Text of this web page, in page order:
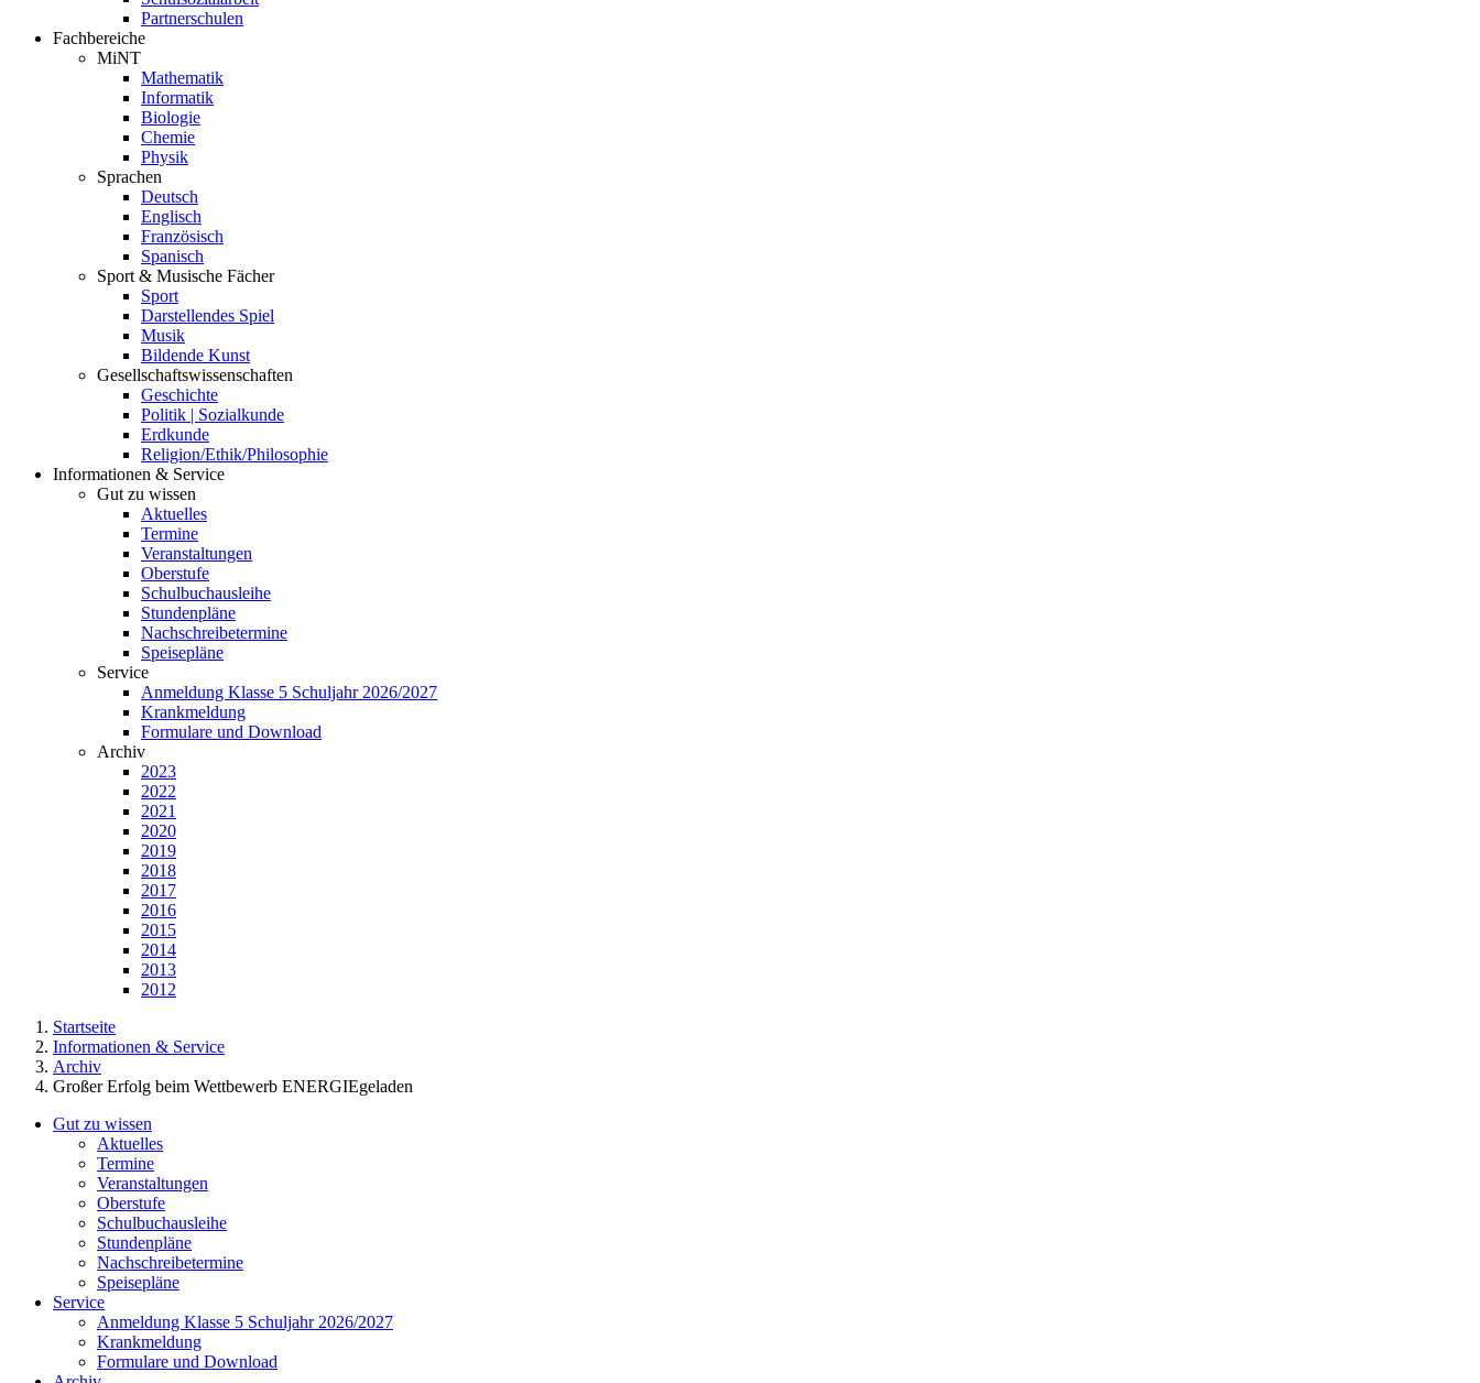
Partnerschulen
Fachbereiche
MiNT
Mathematik
Informatik
Biologie
Chemie
Physik
Sprachen
Deutsch
Englisch
Französisch
Spanisch
Sport & Musische Fächer
Sport
Darstellendes Spiel
Musik
Bildende Kunst
Gesellschaftswissenschaften
Geschichte
Politik | Sozialkunde
Erdkunde
Religion/Ethik/Philosophie
Informationen & Service
Gut zu wissen
Aktuelles
Termine
Veranstaltungen
Oberstufe
Schulbuchausleihe
Stundenpläne
Nachschreibetermine
Speisepläne
Service
Anmeldung Klasse 5 Schuljahr 2026/2027
Krankmeldung
Formulare und Download
Archiv
2023
2022
2021
2020
2019
2018
2017
2016
2015
2014
2013
2012
Startseite
Informationen & Service
Archiv
Großer Erfolg beim Wettbewerb ENERGIEgeladen
Gut zu wissen
Aktuelles
Termine
Veranstaltungen
Oberstufe
Schulbuchausleihe
Stundenpläne
Nachschreibetermine
Speisepläne
Service
Anmeldung Klasse 5 Schuljahr 2026/2027
Krankmeldung
Formulare und Download